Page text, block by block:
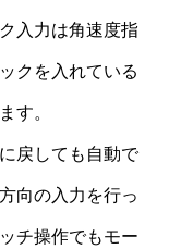
入力は角速度指
クを入れている
す。
戻しても自動で
向の入力を行っ
チ操作でもモー